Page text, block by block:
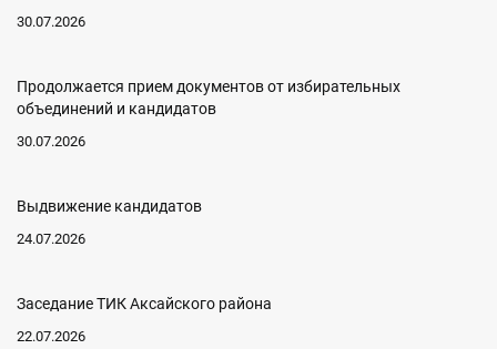
30.07.2026
Продолжается прием документов от избирательных
объединений и кандидатов
30.07.2026
Выдвижение кандидатов
24.07.2026
Заседание ТИК Аксайского района
22.07.2026